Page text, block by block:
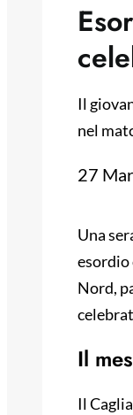
Il
nel
27 Mar
Una
esordio
Nord,
Il
Il